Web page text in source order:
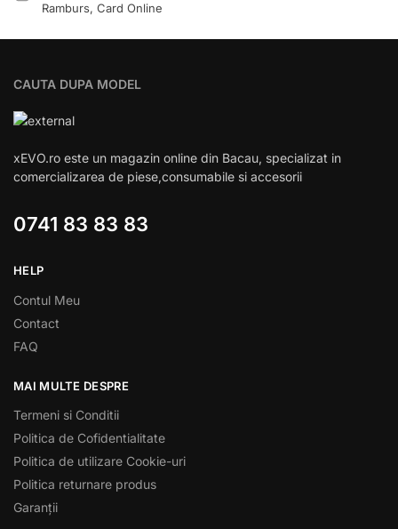
Ramburs, Card Online
CAUTA DUPA MODEL
xEVO.ro este un magazin online din Bacau, specializat in
comercializarea de piese,consumabile si accesorii
0741 83 83 83
HELP
Contul Meu
Contact
FAQ
MAI MULTE DESPRE
Termeni si Conditii
Politica de Cofidentialitate
Politica de utilizare Cookie-uri
Politica returnare produs
Garanții